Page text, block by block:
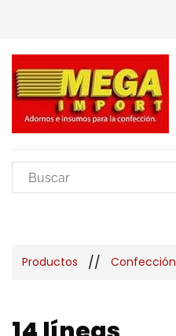
Productos // Confección